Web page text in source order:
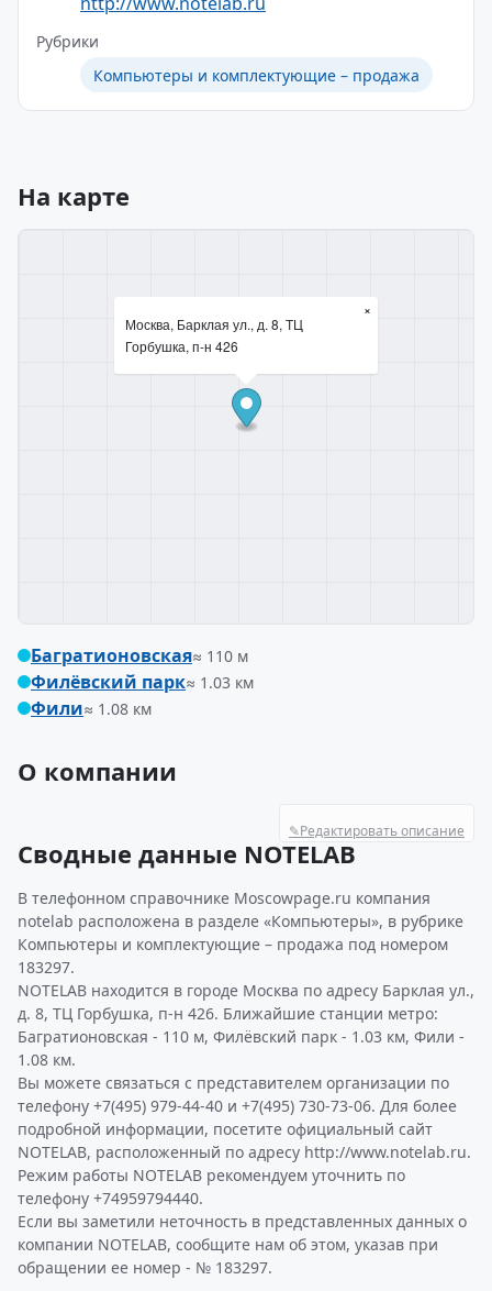
Рубрики
Компьютеры и комплектующие – продажа
На карте
Москва, Барклая ул., д. 8, ТЦ
Горбушка, п-н 426
×
Багратионовская≈ 110 м
Филёвский парк≈ 1.03 км
Фили≈ 1.08 км
О компании
✎Редактировать описание
Сводные данные NOTELAB
В телефонном справочнике Moscowpage.ru компания
notelab расположена в разделе «Компьютеры», в рубрике
Компьютеры и комплектующие – продажа под номером
183297.
NOTELAB находится в городе Москва по адресу Барклая ул.,
д. 8, ТЦ Горбушка, п-н 426. Ближайшие станции метро:
Багратионовская - 110 м, Филёвский парк - 1.03 км, Фили -
1.08 км.
Вы можете связаться с представителем организации по
телефону +7(495) 979-44-40 и +7(495) 730-73-06. Для более
подробной информации, посетите официальный сайт
NOTELAB, расположенный по адресу http://www.notelab.ru.
Режим работы NOTELAB рекомендуем уточнить по
телефону +74959794440.
Если вы заметили неточность в представленных данных о
компании NOTELAB, сообщите нам об этом, указав при
обращении ее номер - № 183297.